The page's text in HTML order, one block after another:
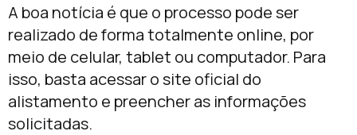
A boa notícia é que o processo pode ser
realizado de forma totalmente online, por
meio de celular, tablet ou computador. Para
isso, basta acessar o site oficial do
alistamento e preencher as informações
solicitadas.